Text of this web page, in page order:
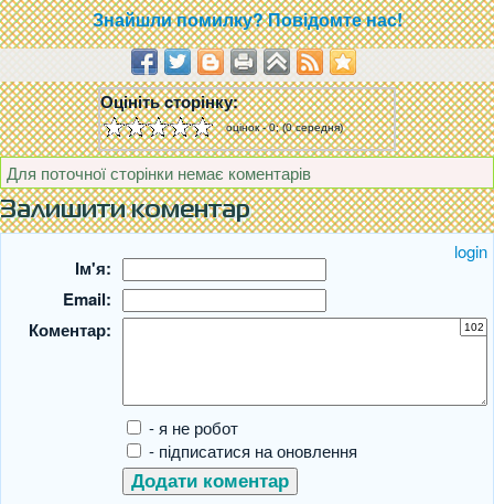
Знайшли помилку? Повідомте нас!
Оцініть cторінку:
оцінок - 0; (0 середня)
Для поточної сторінки немає коментарів
Залишити коментар
login
Ім'я:
Email:
Коментар:
- я не робот
- підписатися на оновлення